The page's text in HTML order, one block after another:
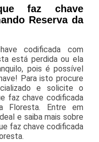
faz chave
Reserva da
codificada com
está perdida ou ela
pois é possível
Para isto procure
e solicite o
faz chave codificada
Floresta. Entre em
e saiba mais sobre
faz chave codificada